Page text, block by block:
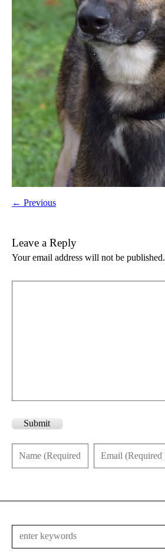
← Previous
Leave a Reply
Your email address will not be published.
Submit